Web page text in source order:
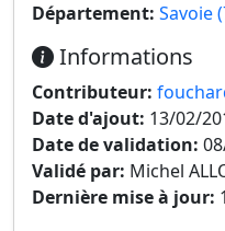
Département: Savoie
Informations
Contributeur:
Date d'ajout: 13/02/
Date de validation:
Validé par: Michel
Dernière mise à jour: